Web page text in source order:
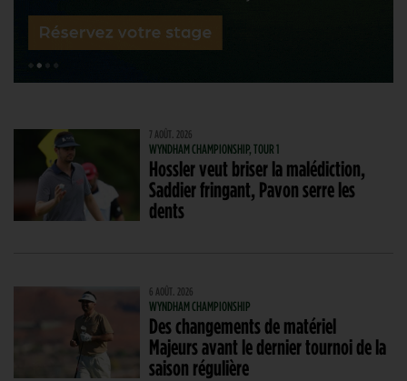
7 AOÛT. 2026
WYNDHAM CHAMPIONSHIP, TOUR 1
Hossler veut briser la malédiction,
Saddier fringant, Pavon serre les
dents
6 AOÛT. 2026
WYNDHAM CHAMPIONSHIP
Des changements de matériel
Majeurs avant le dernier tournoi de la
saison régulière